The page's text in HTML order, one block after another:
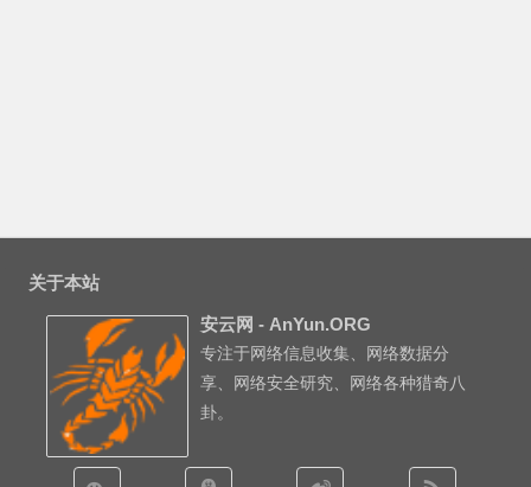
关于本站
安云网 - AnYun.ORG
专注于网络信息收集、网络数据分
享、网络安全研究、网络各种猎奇八
卦。